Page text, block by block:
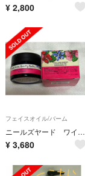
¥ 2,800
フェイスオイル/バーム
ニールズヤード ワイルドローズ ビューティバーム 15g
¥ 3,680